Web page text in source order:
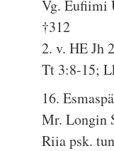
Vg. Eufiimi
†312
2. v. HE Jh
Tt 3:8-15;
16.
Mr. Longin
Riia psk.